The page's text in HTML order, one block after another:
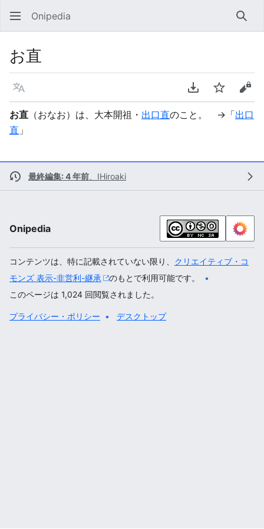
Onipedia 検索
お直
言語 PDFをダウンロ
ウォッチソ
お直 （おなお）は、大本開祖・ 出口直のこと。 →「出口
直 」
最終編集: 4 年前 IHiroaki
Onipedia
コンテンツは、特に記載されていない限り、 クリエイティブ・コ
モンズ 表示-非営利-継承
のもとで利用可能です。
このページは 1,024 回閲覧されました。
プライバシー・ポリシー デスクトップ